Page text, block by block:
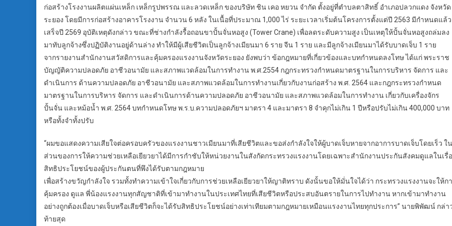
ก่อสร้างโรงงานผลิตแผ่นเหล็ก เหล็กรูปพรรณ และลวดเหล็ก ของบริษัท ชิน เคอ หยวน จำกัด ตั้งอยู่ที่ตำบลตาสิทธิ์ อำเภอปลวกแดง จังหวัด
ระยอง โดยมีการก่อสร้างอาคารโรงงาน จำนวน 6 หลัง ในเนื้อที่ประมาณ 1,000 ไร่ ระยะเวลาเริ่มต้นโครงการตั้งแต่ปี 2563 มีกำหนดแล้ว
เสร็จปี 2569 อุบัติเหตุดังกล่าว ขณะที่ช่างกำลังรื้อถอนขาปั้นจั่นหอสูง (Tower Crane) เพื่อลดระดับความสูง เป็นเหตุให้ปั้นจั่นหอสูงถล่มลง
มาทับลูกจ้างซึ่งปฏิบัติงานอยู่ด้านล่าง ทำให้มีผู้เสียชีวิตเป็นลูกจ้างเมียนมา 6 ราย จีน 1 ราย และมีลูกจ้างเมียนมาได้รับบาดเจ็บ 1 ราย
จากรายงานสำนักงานสวัสดิการและคุ้มครองแรงงานจังหวัดระยอง ยังพบว่า ข้อกฎหมายที่เกี่ยวข้องและบทกำหนดลงโทษ ได้แก่ พระราช
บัญญัติความปลอดภัย อาชีวอนามัย และสภาพแวดล้อมในการทำงาน พ.ศ.2554 กฎกระทรวงกำหนดมาตรฐานในการบริหาร จัดการ และ
ดำเนินการ ด้านความปลอดภัย อาชีวอนามัย และสภาพแวดล้อมในการทำงานเกี่ยวกับงานก่อสร้าง พ.ศ. 2564 และกฎกระทรวงกำหนด
มาตรฐานในการบริหาร จัดการ และดำเนินการด้านความปลอดภัย อาชีวอนามัย และสภาพแวดล้อมในการทำงาน เกี่ยวกับเครื่องจักร
ปั้นจั่น และหม้อน้ำ พ.ศ. 2564 บทกำหนดโทษ พ.ร.บ.ความปลอดภัยฯ มาตรา 4 และมาตรา 8 จำคุกไม่เกิน 1 ปีหรือปรับไม่เกิน 400,000 บาท
หรือทั้งจำทั้งปรับ
“ผมขอแสดงความเสียใจต่อครอบครัวของแรงงานชาวเมียนมาที่เสียชีวิตและขอส่งกำลังใจให้ผู้บาดเจ็บหายจากอาการบาดเจ็บโดยเร็ว ใน
ส่วนของการให้ความช่วยเหลือเยียวยาได้มีการกำชับให้หน่วยงานในสังกัดกระทรวงแรงงานโดยเฉพาะสำนักงานประกันสังคมดูแลในเรื่
สิทธิประโยชน์ของผู้ประกันตนที่พึงได้รับตามกฎหมาย
เพื่อสร้างขวัญกำลังใจ รวมทั้งทำความเข้าใจเกี่ยวกับการช่วยเหลือเยียวยาให้ญาติทราบ ดังนั้นขอให้มั่นใจได้ว่า กระทรวงแรงงานจะให้ก
คุ้มครอง ดูแล พี่น้องแรงงานทุกสัญชาติที่เข้ามาทำงานในประเทศไทยที่เสียชีวิตหรือประสบอันตรายในการไปทำงาน หากเข้ามาทำงาน
อย่างถูกต้องเมื่อบาดเจ็บหรือเสียชีวิตก็จะได้รับสิทธิประโยชน์อย่างเท่าเทียมตามกฎหมายเหมือนแรงงานไทยทุกประการ” นายพิพัฒน์ กล่า
ท้ายสุด